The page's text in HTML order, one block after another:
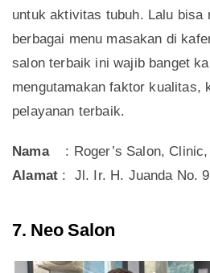
untuk aktivitas tubuh. Lalu bisa
berbagai menu masakan di
salon terbaik ini wajib banget
mengutamakan faktor kualitas,
pelayanan terbaik.
Nama: Roger’s Salon, Clinic,
Alamat : Jl. Ir. H. Juanda No.
7. Neo Salon